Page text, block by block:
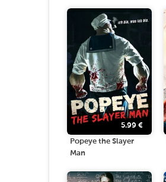
5.99€
Popeye the Slayer
Man